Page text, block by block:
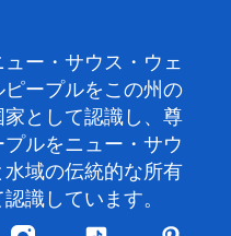
ー・サウス・ウェ
ープルをこの州の
として認識し、尊
ルをニュー・サウ
域の伝統的な所有
識しています。